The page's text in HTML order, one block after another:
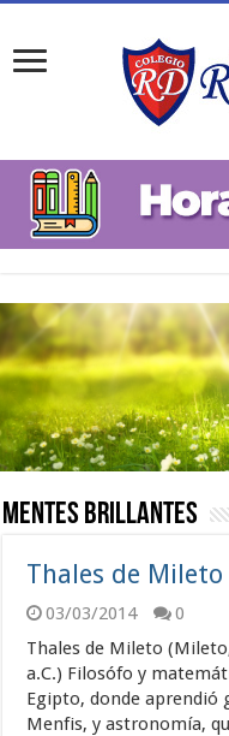
Mentes Brillantes
Thales de Mileto
03/03/2014
0
Thales de Mileto
a.C.) Filosófo y
Egipto, donde aprendió
Menfis, y astronomía,